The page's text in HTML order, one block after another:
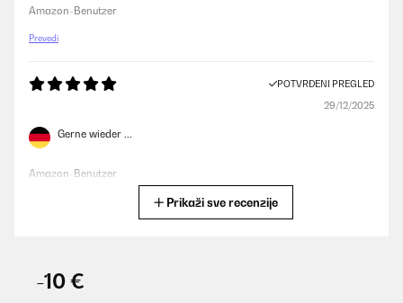
Amazon-Benutzer
Prevedi
POTVRĐENI PREGLED
29/12/2025
Gerne wieder ...
Amazon-Benutzer
Prikaži sve recenzije
-10 €